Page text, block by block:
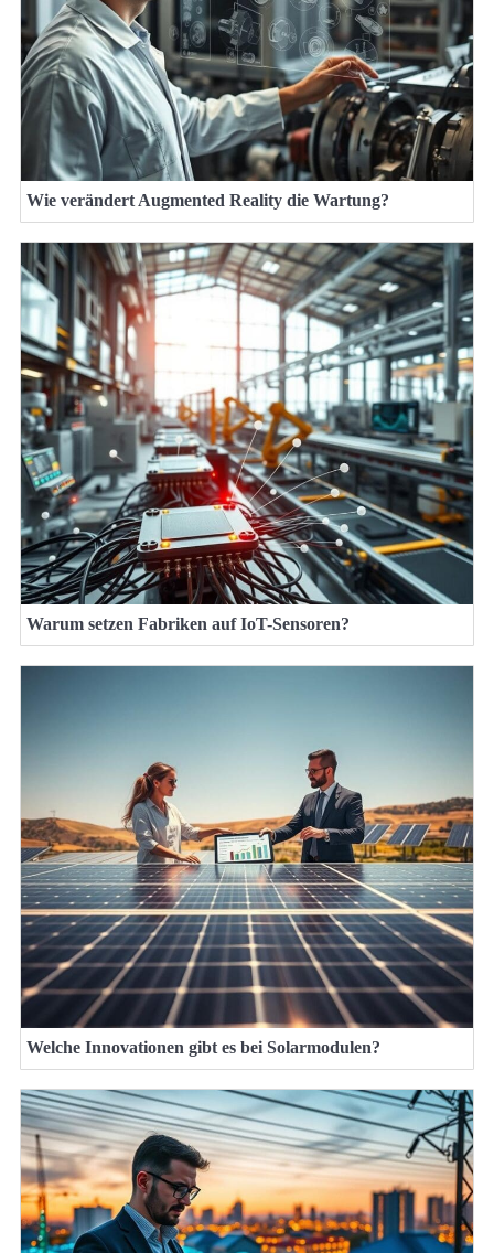
Wie verändert Augmented Reality die Wartung?
Warum setzen Fabriken auf IoT-Sensoren?
Welche Innovationen gibt es bei Solarmodulen?